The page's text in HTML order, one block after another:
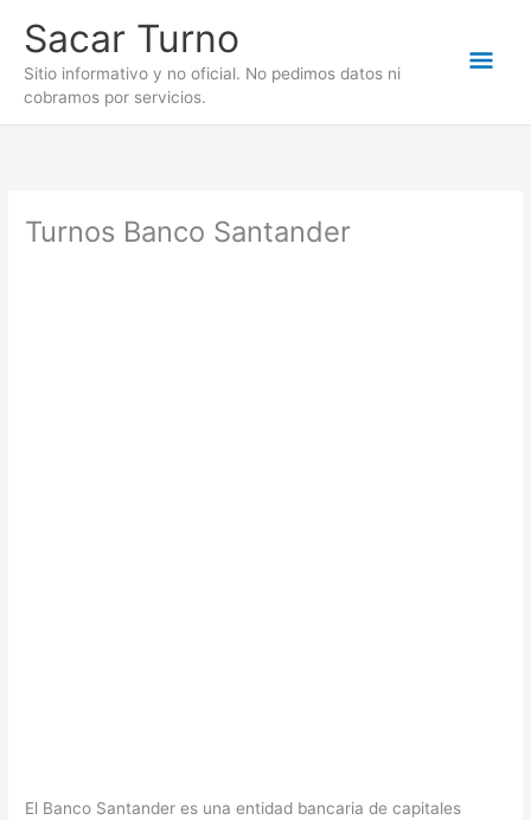
contenido
Sacar Turno
Sitio informativo y no oficial. No pedimos datos ni
cobramos por servicios.
Turnos Banco Santander
El Banco Santander es una entidad bancaria de capitales